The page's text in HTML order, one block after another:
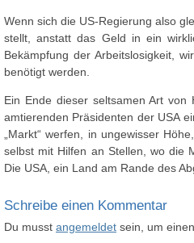
Wenn sich die US-Regierung also
stellt, anstatt das Geld in ein
Bekämpfung der Arbeitslosigkeit,
benötigt werden.
Ein Ende dieser seltsamen Art
amtierenden Präsidenten der USA
„Markt“ werfen, in ungewisser
selbst mit Hilfen an Stellen, wo die
Die USA, ein Land am Rande des
Schreibe einen Kommentar
Du musst angemeldet sein, um